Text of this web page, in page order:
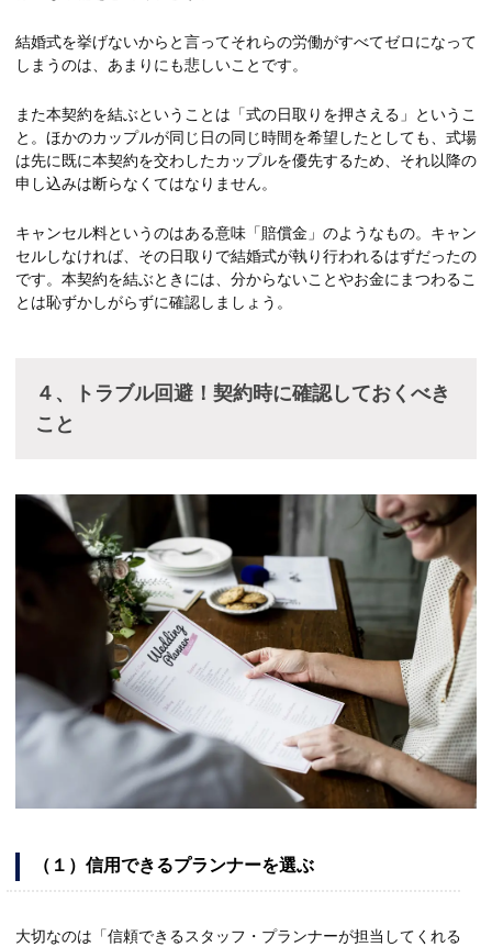
結婚式を挙げないからと言ってそれらの労働がすべてゼロになって
しまうのは、あまりにも悲しいことです。
また本契約を結ぶということは「式の日取りを押さえる」というこ
と。ほかのカップルが同じ日の同じ時間を希望したとしても、式場
は先に既に本契約を交わしたカップルを優先するため、それ以降の
申し込みは断らなくてはなりません。
キャンセル料というのはある意味「賠償金」のようなもの。キャン
セルしなければ、その日取りで結婚式が執り行われるはずだったの
です。本契約を結ぶときには、分からないことやお金にまつわるこ
とは恥ずかしがらずに確認しましょう。
４、トラブル回避！契約時に確認しておくべき
こと
（１）信用できるプランナーを選ぶ
大切なのは「信頼できるスタッフ・プランナーが担当してくれる